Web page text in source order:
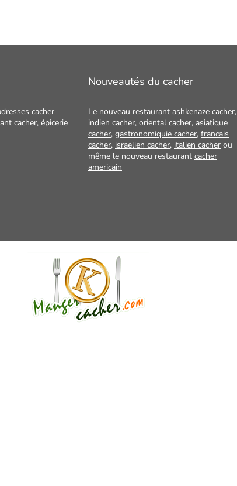
cacher
cacher, épicerie
Nouveautés du cacher
Le nouveau restaurant ashkenaze cacher,
indien cacher, oriental cacher, asiatique
cacher, gastronomiquie cacher, francais
cacher, israelien cacher, italien cacher ou
même le nouveau restaurant cacher
americain